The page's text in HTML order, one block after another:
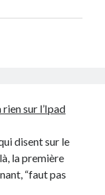
sur l’Ipad
disent sur le
la première
“faut pas